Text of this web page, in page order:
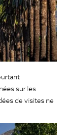
sur les
de visites ne